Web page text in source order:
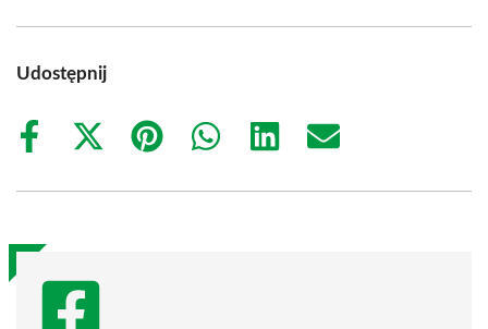
Udostępnij
Share
Share
(Twitter)
Share
Share
Share
Share